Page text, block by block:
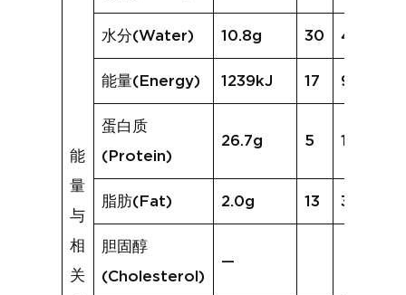
能
量
与
相
关
水分(Water) 10.8g 30 43.3g
能量(Energy) 1239kJ 17 917kJ
蛋白质
(Protein)
26.7g 5 13.9g
脂肪(Fat) 2.0g 13 3.7g
胆固醇
(Cholesterol)
—